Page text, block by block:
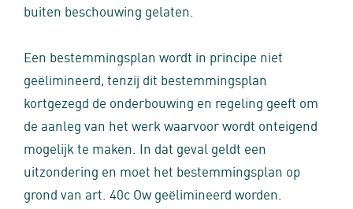
buiten beschouwing gelaten.
Een bestemmingsplan wordt in principe niet
geëlimineerd, tenzij dit bestemmingsplan
kortgezegd de onderbouwing en regeling geeft om
de aanleg van het werk waarvoor wordt onteigend
mogelijk te maken. In dat geval geldt een
uitzondering en moet het bestemmingsplan op
grond van art. 40c Ow geëlimineerd worden.